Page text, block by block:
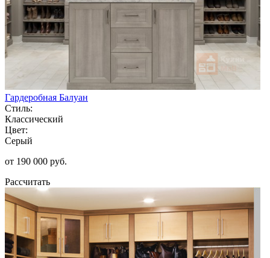
Гардеробная Балуан
Стиль:
Классический
Цвет:
Серый
от 190 000 руб.
Рассчитать